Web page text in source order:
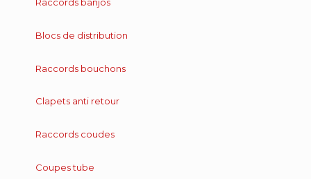
Blocs de distribution
Raccords bouchons
Clapets anti retour
Raccords coudes
Coupes tube